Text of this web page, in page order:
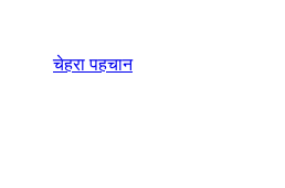
चेहरा पहचान